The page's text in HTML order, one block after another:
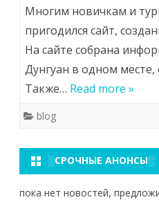
Многим новичкам и
пригодился сайт,
На сайте собрана
Дунгуан в одном месте,
Также… Read more »
blog
░СРОЧНЫЕ АНОНСЫ░
пока нет новостей,